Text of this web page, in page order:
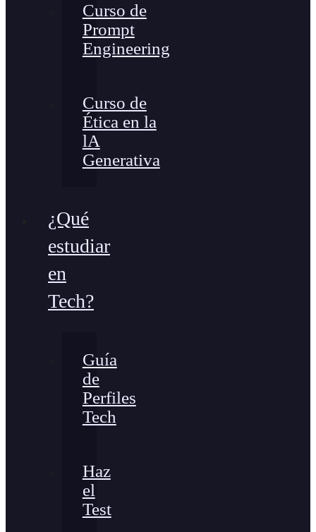
Curso de
Prompt
Engineering
Curso de
Ética en la
lA
Generativa
¿Qué
estudiar
en
Tech?
Guía
de
Perfiles
Tech
Haz
el
Test